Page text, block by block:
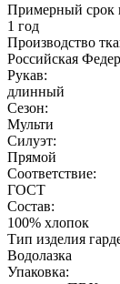
Примерный срок
1 год
Производство
Российская
Рукав:
длинный
Сезон:
Мульти
Силуэт:
Прямой
Соответствие:
ГОСТ
Состав:
100% хлопок
Тип изделия
Водолазка
Упаковка: